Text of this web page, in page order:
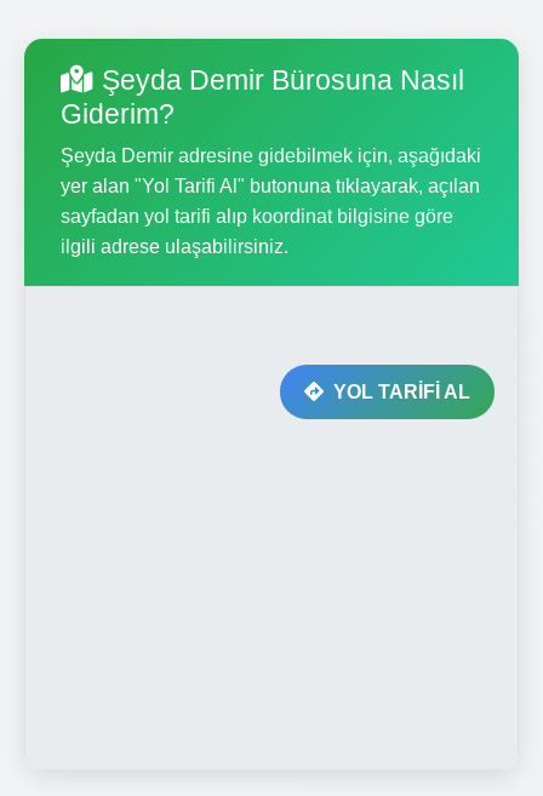
Şeyda Demir Bürosuna Nasıl
Giderim?
Şeyda Demir adresine gidebilmek için, aşağıdaki
yer alan "Yol Tarifi Al" butonuna tıklayarak, açılan
sayfadan yol tarifi alıp koordinat bilgisine göre
ilgili adrese ulaşabilirsiniz.
YOL TARİFİ AL